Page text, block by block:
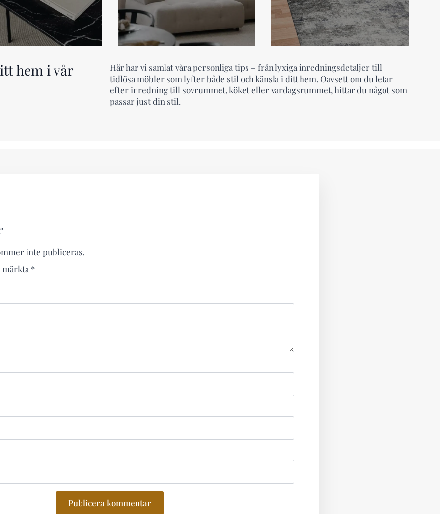
hem i vår
Här har vi samlat våra personliga tips – från lyxiga inredningsdetaljer till
tidlösa möbler som lyfter både stil och känsla i ditt hem. Oavsett om du letar
efter inredning till sovrummet, köket eller vardagsrummet, hittar du något som
passar just din stil.
inte publiceras.
märkta *